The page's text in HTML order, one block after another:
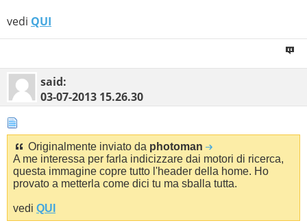
vedi QUI
said:
03-07-2013 15.26.30
Originalmente inviato da photoman
A me interessa per farla indicizzare dai motori di ricerca,
questa immagine copre tutto l'header della home. Ho
provato a metterla come dici tu ma sballa tutta.
vedi QUI